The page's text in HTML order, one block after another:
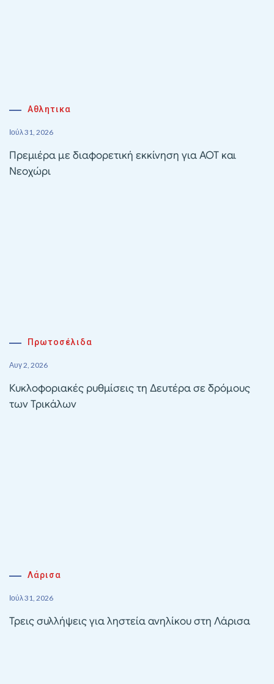
Αθλητικα
Ιούλ 31, 2026
Πρεμιέρα με διαφορετική εκκίνηση για ΑΟΤ και
Νεοχώρι
Πρωτοσέλιδα
Αυγ 2, 2026
Κυκλοφοριακές ρυθμίσεις τη Δευτέρα σε δρόμους
των Τρικάλων
Λάρισα
Ιούλ 31, 2026
Τρεις συλλήψεις για ληστεία ανηλίκου στη Λάρισα